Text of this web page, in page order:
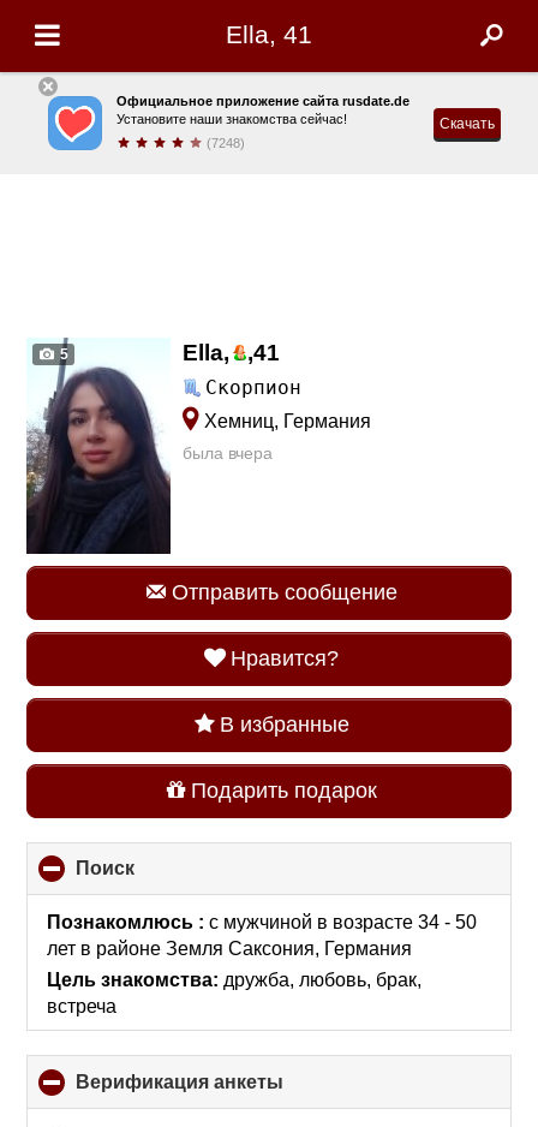
Ella, 41
Официальное приложение сайта rusdate.de
Установите наши знакомства сейчас!
(7248)
Скачать
5 Ella, ,41
Скорпион
Хемниц, Германия
была вчера
Отправить сообщение
Нравится?
В избранные
Подарить подарок
Поиск
to
collapse
contents
Познакомлюсь :с мужчиной в возрасте 34 - 50
лет в районе Земля Саксония, Германия
Цель знакомства: дружба, любовь, брак,
встреча
Верификация анкеты
to